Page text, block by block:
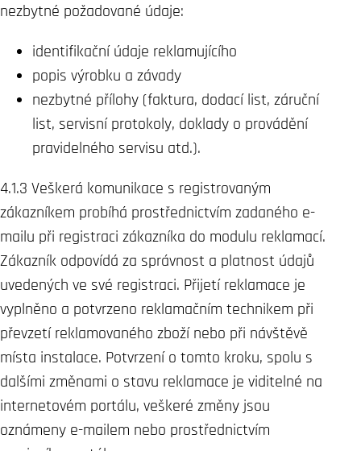
nezbytné požadované údaje:
identifikační údaje reklamujícího
popis výrobku a závady
nezbytné přílohy (faktura, dodací list, záruční
list, servisní protokoly, doklady o provádění
pravidelného servisu atd.).
4.1.3 Veškerá komunikace s registrovaným
zákazníkem probíhá prostřednictvím zadaného e-
mailu při registraci zákazníka do modulu reklamací.
Zákazník odpovídá za správnost a platnost údajů
uvedených ve své registraci. Přijetí reklamace je
vyplněno a potvrzeno reklamačním technikem při
převzetí reklamovaného zboží nebo při návštěvě
místa instalace. Potvrzení o tomto kroku, spolu s
dalšími změnami o stavu reklamace je viditelné na
internetovém portálu, veškeré změny jsou
oznámeny e-mailem nebo prostřednictvím